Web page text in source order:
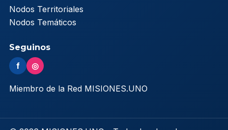
Nodos Territoriales
Nodos Temáticos
Seguinos
f ◎
Miembro de la Red MISIONES.UNO